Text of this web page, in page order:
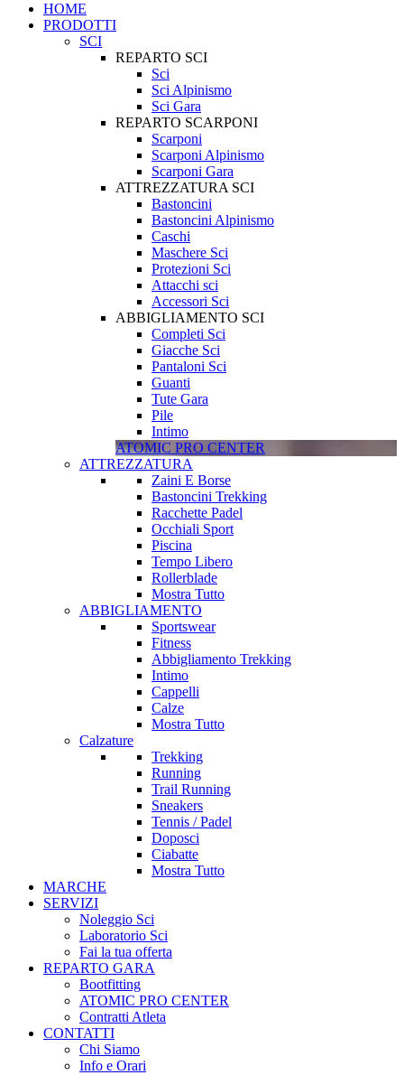
HOME
PRODOTTI
SCI
REPARTO SCI
Sci
Sci Alpinismo
Sci Gara
REPARTO SCARPONI
Scarponi
Scarponi Alpinismo
Scarponi Gara
ATTREZZATURA SCI
Bastoncini
Bastoncini Alpinismo
Caschi
Maschere Sci
Protezioni Sci
Attacchi sci
Accessori Sci
ABBIGLIAMENTO SCI
Completi Sci
Giacche Sci
Pantaloni Sci
Guanti
Tute Gara
Pile
Intimo
ATOMIC PRO CENTER
ATTREZZATURA
Zaini E Borse
Bastoncini Trekking
Racchette Padel
Occhiali Sport
Piscina
Tempo Libero
Rollerblade
Mostra Tutto
ABBIGLIAMENTO
Sportswear
Fitness
Abbigliamento Trekking
Intimo
Cappelli
Calze
Mostra Tutto
Calzature
Trekking
Running
Trail Running
Sneakers
Tennis / Padel
Doposci
Ciabatte
Mostra Tutto
MARCHE
SERVIZI
Noleggio Sci
Laboratorio Sci
Fai la tua offerta
REPARTO GARA
Bootfitting
ATOMIC PRO CENTER
Contratti Atleta
CONTATTI
Chi Siamo
Info e Orari